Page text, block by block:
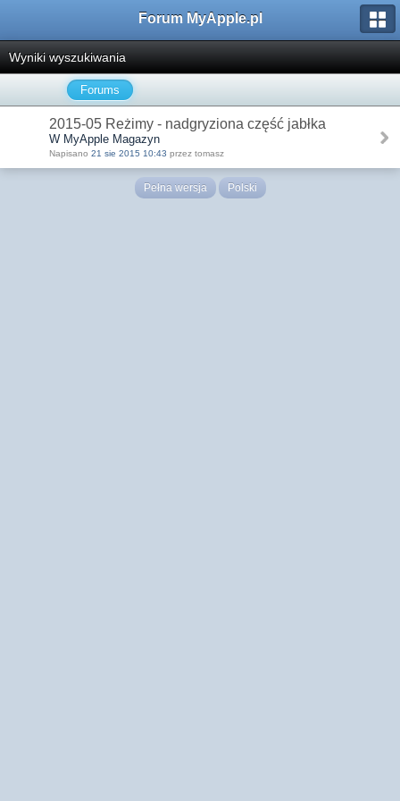
Forum MyApple.pl
Wyniki wyszukiwania
Forums
2015-05 Reżimy - nadgryziona część jabłka
W MyApple Magazyn
Napisano 21 sie 2015 10:43 przez tomasz
Pełna wersja Polski